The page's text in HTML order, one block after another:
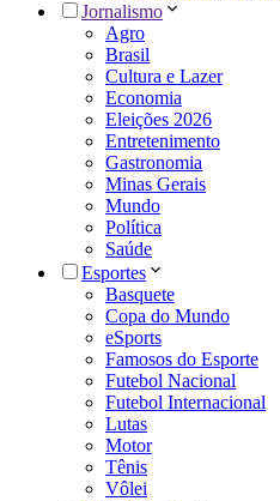
Jornalismo
Agro
Brasil
Cultura e Lazer
Economia
Eleições 2026
Entretenimento
Gastronomia
Minas Gerais
Mundo
Política
Saúde
Esportes
Basquete
Copa do Mundo
eSports
Famosos do Esporte
Futebol Nacional
Futebol Internacional
Lutas
Motor
Tênis
Vôlei